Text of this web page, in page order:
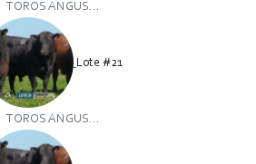
TOROS ANGUS...
Lote #21
TOROS ANGUS...